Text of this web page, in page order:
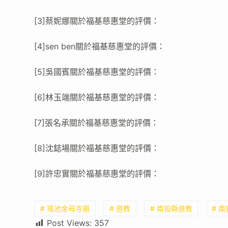
[3]蔡妮娜關於福基慈惠堂的評價：
[4]sen ben關於福基慈惠堂的評價：
[5]吳國賓關於福基慈惠堂的評價：
[6]林玉端關於福基慈惠堂的評價：
[7]張名承關於福基慈惠堂的評價：
[8]沈鋕場關於福基慈惠堂的評價：
[9]許忠實關於福基慈惠堂的評價：
# 瑤池金母寺廟 # 道教 # 南投縣道教 # 南
Post Views: 357